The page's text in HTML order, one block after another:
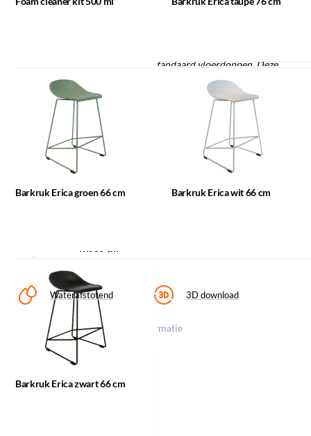
Dit product wordt geleverd met standaard vloerdoppen. Deze
passen niet op iedere vloer. Wij verwachten dat u zelf
verantwoordelijkheid neemt om uw vloer te beschermen met
bijpassende vloerbeschermers.
Materiaal/kleurcode: Kunststof
Waterafstotend 3D download
Klik op een icoon voor meer informatie
Alle maatwerk wordt in overleg afgestemd en vrijblijvend
gecalculeerd.
Login om offerte aan te vragen
Barkruk Erica
groen 66 cm
Barkruk Erica groen 66 cm Barkruk Erica wit 66 cm
Barkruk Erica zwart 66 cm